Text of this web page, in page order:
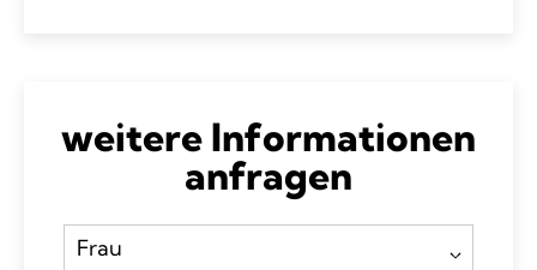
weitere Informationen
anfragen